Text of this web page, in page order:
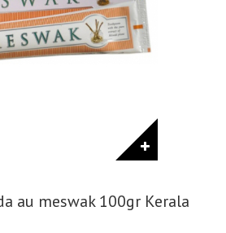
au meswak 100gr Kerala